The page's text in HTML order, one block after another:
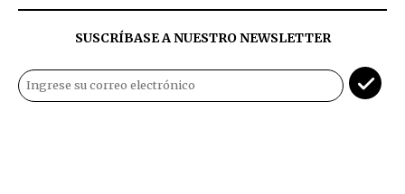
SUSCRÍBASE A NUESTRO NEWSLETTER